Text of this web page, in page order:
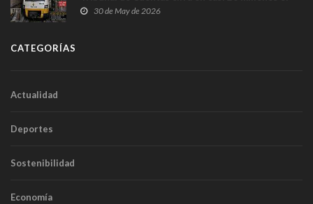
sobrecoste de los trenes que no cabían por los
30 de May de 2026
CATEGORÍAS
Actualidad
Deportes
Sostenibilidad
Economía